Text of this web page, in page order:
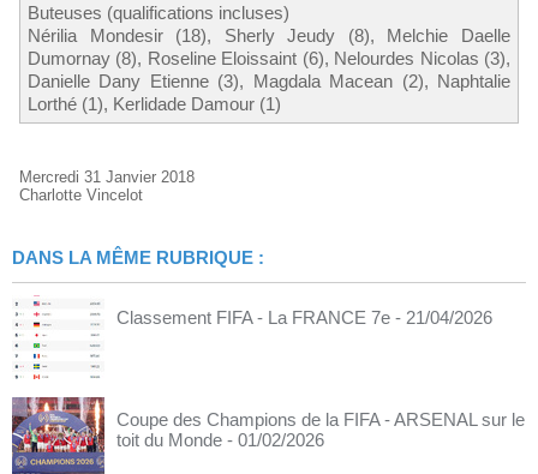
Buteuses (qualifications incluses)
Nérilia Mondesir (18), Sherly Jeudy (8), Melchie Daelle
Dumornay (8), Roseline Eloissaint (6), Nelourdes Nicolas (3),
Danielle Dany Etienne (3), Magdala Macean (2), Naphtalie
Lorthé (1), Kerlidade Damour (1)
Mercredi 31 Janvier 2018
Charlotte Vincelot
DANS LA MÊME RUBRIQUE :
Classement FIFA - La FRANCE 7e - 21/04/2026
Coupe des Champions de la FIFA - ARSENAL sur le
toit du Monde - 01/02/2026